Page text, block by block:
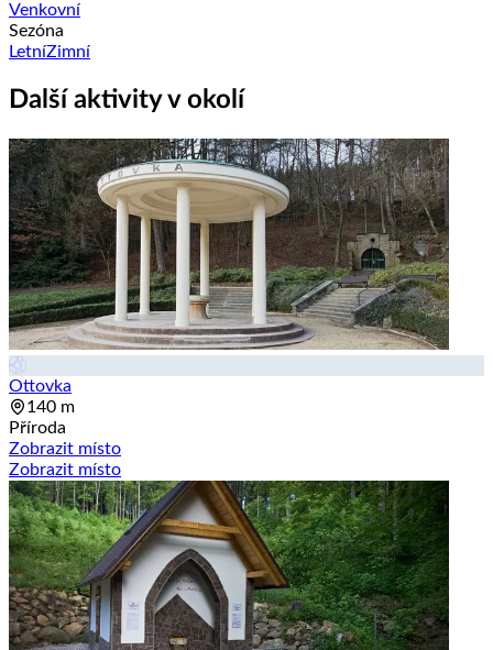
Venkovní
Sezóna
LetníZimní
Další aktivity v okolí
Ottovka
140 m
Příroda
Zobrazit místo
Zobrazit místo